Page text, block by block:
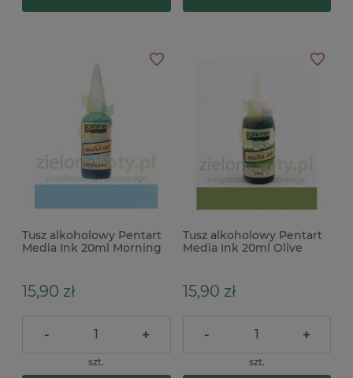
Tusz alkoholowy Pentart
Media Ink 20ml Morning
15,90 zł
- +
szt.
Tusz alkoholowy Pentart
Media Ink 20ml Olive
15,90 zł
- +
szt.